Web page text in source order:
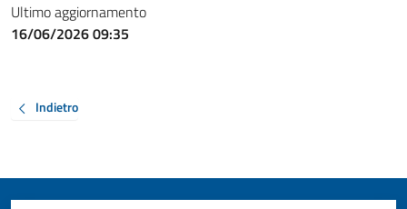
Ultimo aggiornamento
16/06/2026 09:35
Indietro